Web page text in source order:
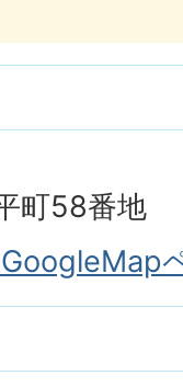
町58番地